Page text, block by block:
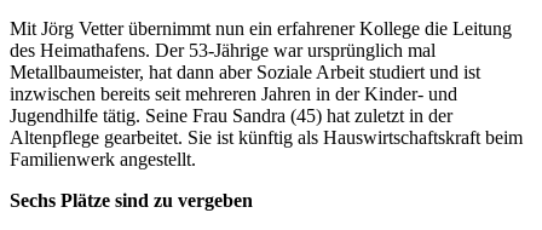
Mit Jörg Vetter übernimmt nun ein erfahrener Kollege die Leitung
des Heimathafens. Der 53-Jährige war ursprünglich mal
Metallbaumeister, hat dann aber Soziale Arbeit studiert und ist
inzwischen bereits seit mehreren Jahren in der Kinder- und
Jugendhilfe tätig. Seine Frau Sandra (45) hat zuletzt in der
Altenpflege gearbeitet. Sie ist künftig als Hauswirtschaftskraft beim
Familienwerk angestellt.
Sechs Plätze sind zu vergeben